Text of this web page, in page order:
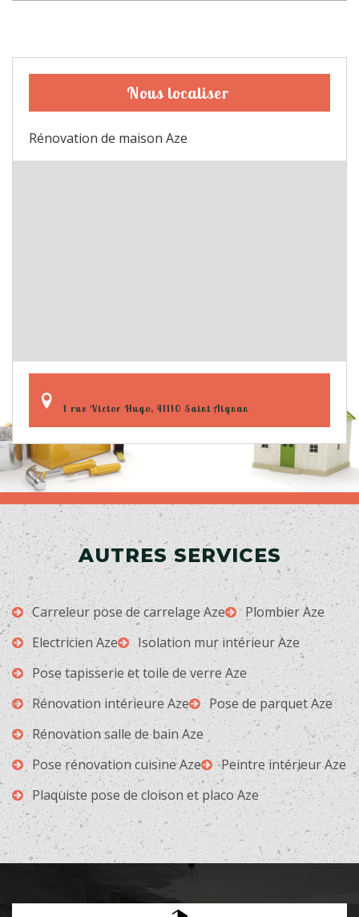
Nous localiser
Rénovation de maison Aze
1 rue Victor Hugo, 41110 Saint Aignan
AUTRES SERVICES
Carreleur pose de carrelage Aze
Plombier Aze
Electricien Aze
Isolation mur intérieur Aze
Pose tapisserie et toile de verre Aze
Rénovation intérieure Aze
Pose de parquet Aze
Rénovation salle de bain Aze
Pose rénovation cuisine Aze
Peintre intérieur Aze
Plaquiste pose de cloison et placo Aze